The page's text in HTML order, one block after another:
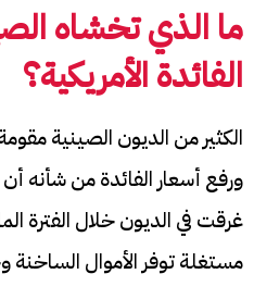
ما الذي تخشاه
الفائدة الأمريكية؟
الكثير من الديون الصينية
ورفع أسعار الفائدة من شأنه
غرقت في الديون خلال الفترة
مستغلة توفر الأموال الساخنة